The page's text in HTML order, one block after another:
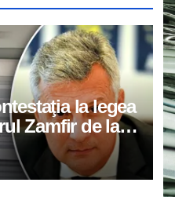
la legea
Zamfir de la
reluarea
din